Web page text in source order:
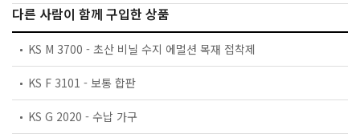
다른 사람이 함께 구입한 상품
KS M 3700 - 초산 비닐 수지 에멀션 목재 접착제
KS F 3101 - 보통 합판
KS G 2020 - 수납 가구